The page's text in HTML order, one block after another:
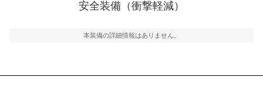
るSRSエアバッグシステム、プリテンショナーシートベ
安全装備（衝撃軽減）
本装備の詳細情報はありません。